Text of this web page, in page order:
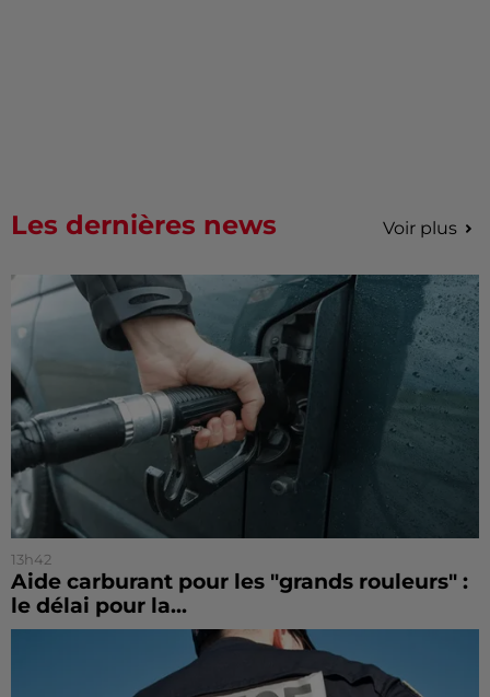
Les dernières news Voir plus
13h42
Aide carburant pour les "grands rouleurs" :
le délai pour la...